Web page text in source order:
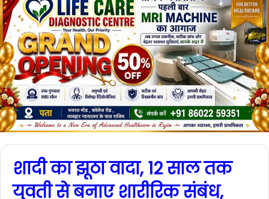
शादी का झूठा वादा, 12 साल तक
युवती से बनाए शारीरिक संबंध,